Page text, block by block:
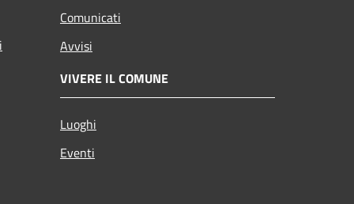
Comunicati
Avvisi
VIVERE IL COMUNE
Luoghi
Eventi